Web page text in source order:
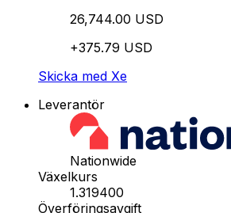
26,744.00 USD
+375.79 USD
Skicka med Xe
Leverantör
Nationwide
Växelkurs
1.319400
Överföringsavgift